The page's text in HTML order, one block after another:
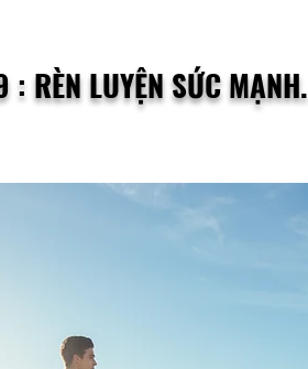
: RÈN LUYỆN SỨC MẠNH.